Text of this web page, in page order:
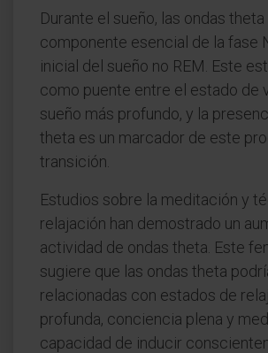
Durante el sueño, las ondas theta
componente esencial de la fase
inicial del sueño no REM. Este
como puente entre el estado de
sueño más profundo, y la
theta es un marcador de este
transición.
Estudios sobre la meditación y
relajación han demostrado un
actividad de ondas theta. Este
sugiere que las ondas theta
relacionadas con estados de
profunda, conciencia plena y
capacidad de inducir